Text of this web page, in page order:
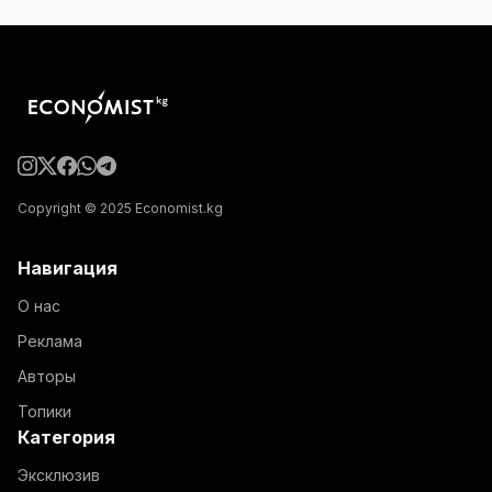
Copyright © 2025 Economist.kg
Навигация
О нас
Реклама
Авторы
Топики
Категория
Эксклюзив